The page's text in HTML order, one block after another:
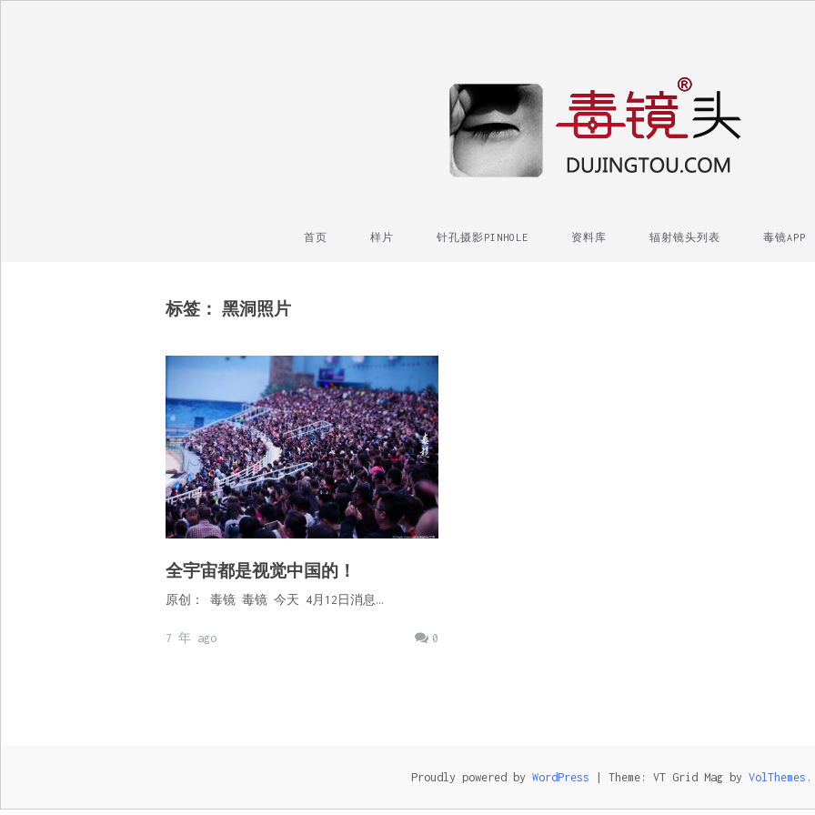
首页 样片 针孔摄影PINHOLE 资料库 辐射镜头列表 毒镜APP
标签： 黑洞照片
全宇宙都是视觉中国的！
原创： 毒镜 毒镜 今天 4月12日消息…
0
7 年 ago
Proudly powered by WordPress | Theme: VT Grid Mag by VolThemes .